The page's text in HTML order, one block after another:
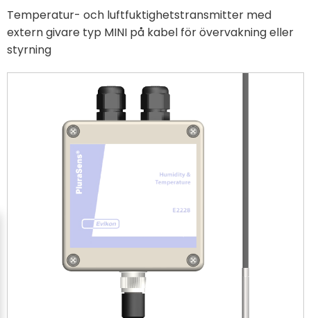
Temperatur- och luftfuktighetstransmitter med
extern givare typ MINI på kabel för övervakning eller
styrning